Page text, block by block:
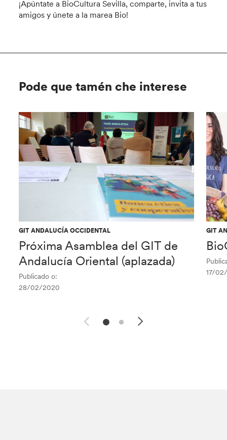
¡Apúntate a BioCultura Sevilla, comparte, invita a tus
amigos y únete a la marea Bio!
Pode que tamén che interese
GIT ANDALUCÍA OCCIDENTAL
Próxima Asamblea del GIT de
Andalucía Oriental (aplazada)
Publicado o:
28/02/2020
GIT
17/